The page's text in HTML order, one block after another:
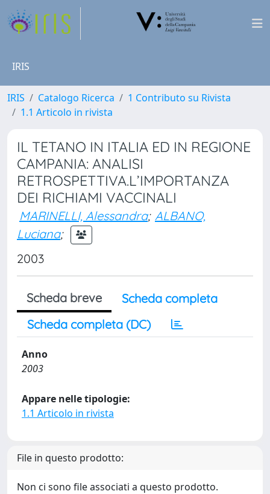
IRIS
IRIS Catalogo Ricerca
1 Contributo su Rivista
1.1 Articolo in rivista
IL TETANO IN ITALIA ED IN REGIONE
CAMPANIA: ANALISI
RETROSPETTIVA.L’IMPORTANZA
DEI RICHIAMI VACCINALI
MARINELLI, Alessandra; ALBANO,
Luciana;
2003
Scheda breve
Scheda completa
Scheda completa (DC)
Anno
2003
Appare nelle tipologie:
1.1 Articolo in rivista
File in questo prodotto:
Non ci sono file associati a questo prodotto.